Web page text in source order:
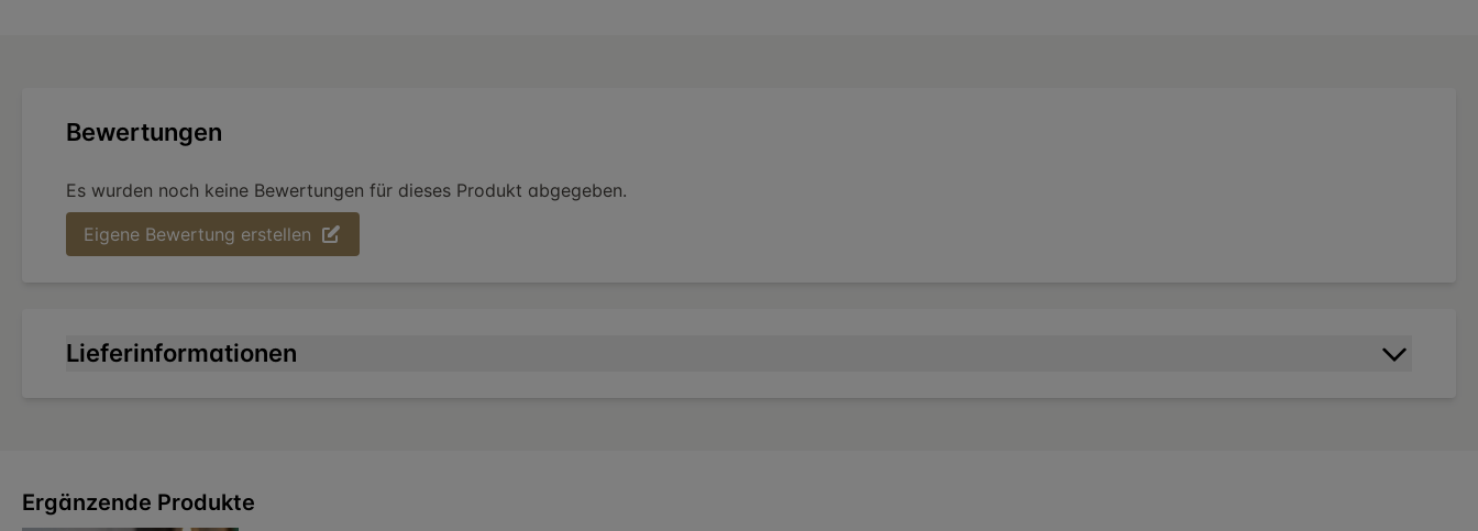
Bewertungen
Es wurden noch keine Bewertungen für dieses Produkt abgegeben.
Eigene Bewertung erstellen
Lieferinformationen
Ergänzende Produkte